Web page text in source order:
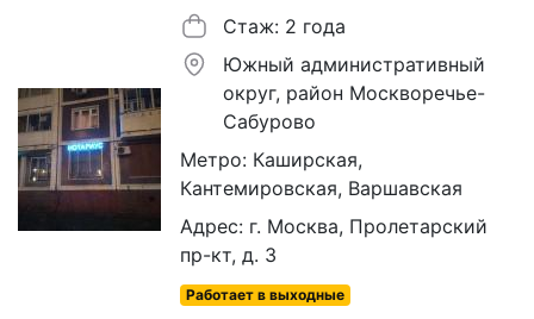
Стаж: 2 года
Южный административный
округ, район Москворечье-
Сабурово
Метро: Каширская,
Кантемировская, Варшавская
Адрес: г. Москва, Пролетарский
пр-кт, д. 3
Работает в выходные